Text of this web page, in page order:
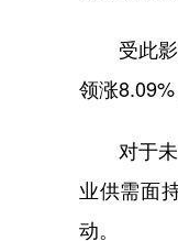
受此
领涨
对于
业供需面
动。